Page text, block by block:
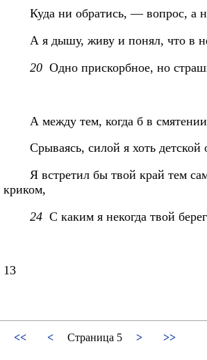
Куда ни обратись, — вопрос, а
А я дышу, живу и понял, что в
20Одно прискорбное, но
А между тем, когда б в
Срываясь, силой я хоть детской
Я встретил бы твой край тем
криком,
24С каким я некогда твой
13
<< < Страница 5 > >>